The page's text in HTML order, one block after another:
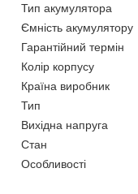
Тип акумулятора
Ємність акумулятору
Гарантійний термін
Колір корпусу
Країна виробник
Тип
Вихідна напруга
Стан
Особливості